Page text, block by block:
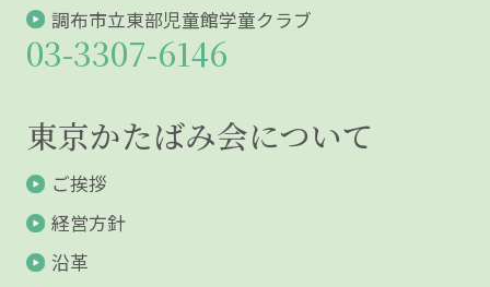
調布市立東部児童館学童クラブ
03-3307-6146
東京かたばみ会について
ご挨拶
経営方針
沿革